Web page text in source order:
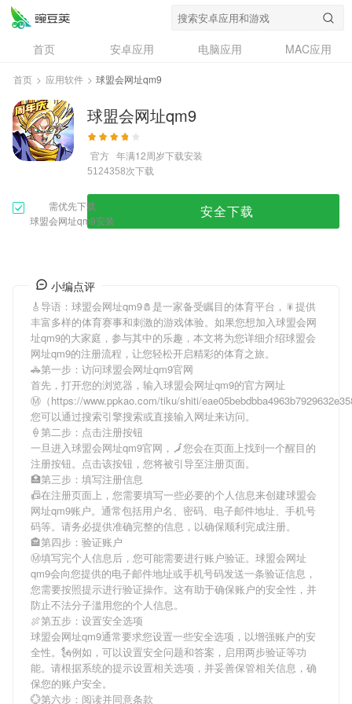
首页 安卓应用 电脑应用
MAC应用
资讯
专题
问答
首页 > 应用软件 > 球盟会网址qm9
球盟会网址qm9
官方 年满12周岁下载安装
5124358次下载
需优先下载
球盟会网址qm9安装
安全下载
小编点评
🎸导语： 球盟会网址qm9🧂是一家备受瞩目的体育平台，🎇提供
丰富多样的体育赛事和刺激的游戏体验。如果您想加入球盟会网
址qm9的大家庭，参与其中的乐趣，本文将为您详细介绍球盟会
网址qm9的注册流程，让您轻松开启精彩的体育之旅。
🚓第一步：访问球盟会网址qm9官网
首先，打开您的浏览器，输入球盟会网址qm9的官方网址
Ⓜ（https://www.ppkao.com/tiku/shiti/
您可以通过搜索引擎搜索或直接输入网址来访问。
🍦第二步：点击注册按钮
一旦进入球盟会网址qm9官网，🗾您会在页面上找到一个醒目的
注册按钮。点击该按钮，您将被引导至注册页面。
🏥第三步：填写注册信息
📠在注册页面上，您需要填写一些必要的个人信息来创建球盟会
网址qm9账户。通常包括用户名、密码、电子邮件地址、手机号
码等。请务必提供准确完整的信息，以确保顺利完成注册。
🏤第四步：验证账户
Ⓜ填写完个人信息后，您可能需要进行账户验证。 球盟会网址
qm9会向您提供的电子邮件地址或手机号码发送一条验证信息，
您需要按照提示进行验证操作。这有助于确保账户的安全性，并
防止不法分子滥用您的个人信息。
🍖第五步：设置安全选项
球盟会网址qm9通常要求您设置一些安全选项，以增强账户的安
全性。🗽例如，可以设置安全问题和答案，启用两步验证等功
能。请根据系统的提示设置相关选项，并妥善保管相关信息，确
保您的账户安全。
💮第六步：阅读并同意条款